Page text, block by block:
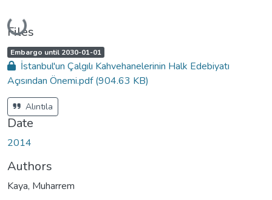
Loading...
Files
A
c
c
e
s
s
a
t
u
:
Embargo until 2030-01-01,
İstanbul'un Çalgılı Kahvehanelerinin Halk Edebiyatı
Açısından Önemi.pdf(904.63 KB)
Alıntıla
Date
2014
Authors
Kaya, Muharrem